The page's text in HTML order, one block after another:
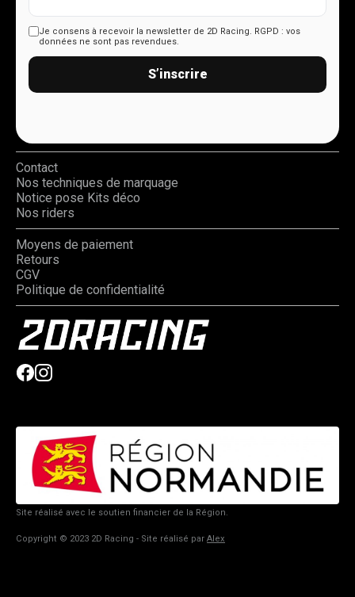
Je consens à recevoir la newsletter de 2D Racing. RGPD : vos
données ne sont pas revendues.
S’inscrire
Contact
Nos techniques de marquage
Notice pose Kits déco
Nos riders
Moyens de paiement
Retours
CGV
Politique de confidentialité
Site réalisé avec le soutien financier de la Région.
Copyright © 2023 2D Racing - Site réalisé par Alex